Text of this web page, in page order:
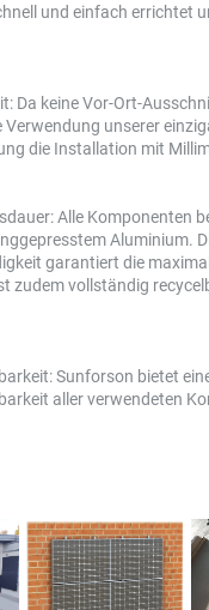
und einfach errichtet
Da keine Vor-Ort-
Verwendung unserer
die Installation mit
Alle Komponenten
Aluminium.
garantiert die
zudem vollständig
Sunforson bietet
aller verwendeten